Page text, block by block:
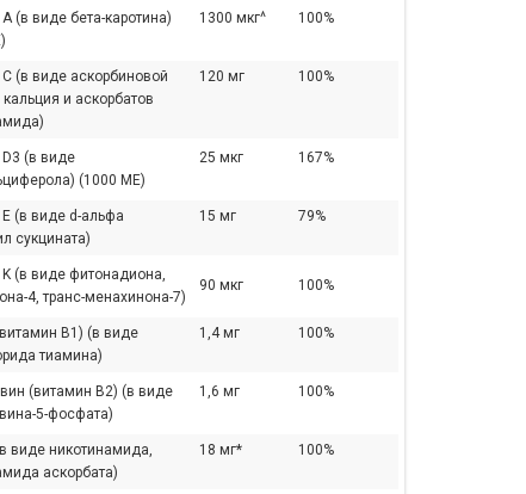
(в виде бета-каротина)
1300 мкг^ 100%
(в виде аскорбиновой
и аскорбатов
120 мг 100%
(в виде
(1000 МЕ)
25 мкг 167%
(в виде d-альфа
сукцината)
15 мг 79%
(в виде фитонадиона,
4, транс-менахинона-7)
90 мкг 100%
B1) (в виде
тиамина)
1,4 мг 100%
(витамин B2) (в виде
5-фосфата)
1,6 мг 100%
виде никотинамида,
аскорбата)
18 мг* 100%